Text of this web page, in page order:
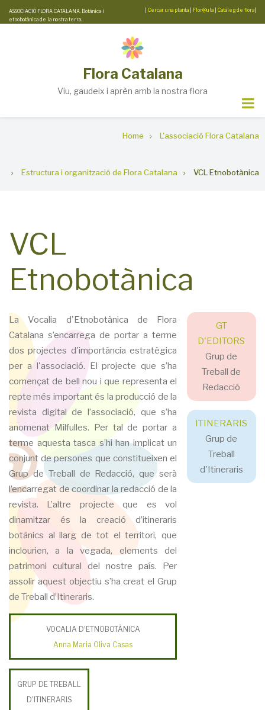
Skip
to
ASSOCIACIÓ FLORA CATALANA. Botànica i
etnobotànica de la nostra terra.
Cercar una planta Flor@ula Catàleg de flora
Flora Catalana
Viu, gaudeix i aprèn amb la nostra flora
Home L'associació Flora Catalana
Estructura i organització de Flora Catalana VCL Etnobotànica
VCL
Etnobotànica
La Vocalia d'Etnobotànica de Flora
Catalana s’encarrega de portar a terme
dos projectes d'importància estratègica
per a l'associació. El projecte que s’ha
començat de bell nou i que representa el
repte més important és la producció de la
revista digital de l’associació, que s’ha
anomenat Milfulles. Per tal de portar a
terme aquesta tasca s’hi han implicat un
conjunt de persones que constitueixen el
Grup de Treball de Redacció, que serà
l’encarregat de coordinar la redacció de la
revista. L’altre projecte que es vol
dinamitzar és la creació d’itineraris
botànics al llarg de tot el territori, que
inclourien, a la vegada, elements del
patrimoni cultural del nostre país. Per
assolir aquest objectiu s’ha creat el Grup
de Treball d’Itineraris.
VOCALIA D'ETNOBOTÀNICA
Anna Maria Oliva Casas
GRUP DE TREBALL
D'ITINERARIS
GT
D'EDITORS
Grup de
Treball de
Redacció
ITINERARIS
Grup de
Treball
d'Itineraris